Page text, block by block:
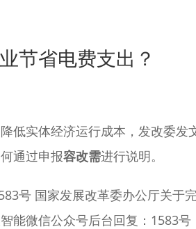
节省电费支出？
低实体经济运行成本，发改委发
通过申报容改需进行说明。
号 国家发展改革委办公厅关于
能微信公众号后台回复：1583号